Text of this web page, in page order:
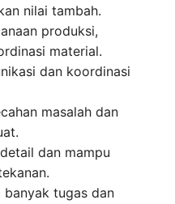
nilai tambah.
produksi,
material.
dan koordinasi
masalah dan
dan mampu
banyak tugas dan